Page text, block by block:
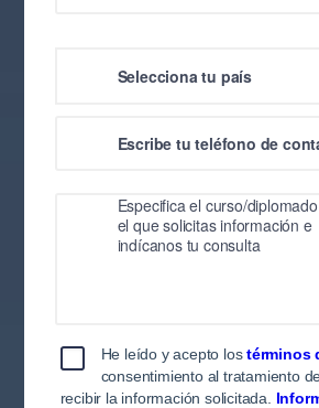
He leído y acepto lostérminos
consentimiento al tratamiento
recibir la información solicitada.